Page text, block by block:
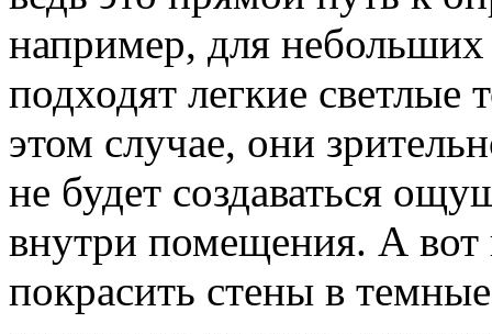
например, для
подходят легкие светлые
этом случае, они
не будет создаваться
внутри помещения. А
покрасить стены в